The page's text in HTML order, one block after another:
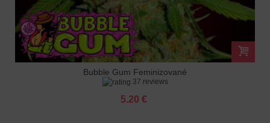
Bubble Gum Feminizované
37 reviews
5.20 €